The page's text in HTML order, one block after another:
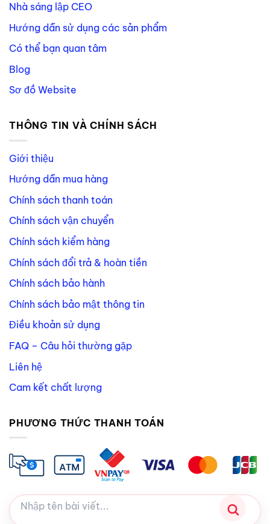
Nhà sáng lập CEO
Hướng dẫn sử dụng các sản phẩm
Có thể bạn quan tâm
Blog
Sơ đồ Website
THÔNG TIN VÀ CHÍNH SÁCH
Giới thiệu
Hướng dẫn mua hàng
Chính sách thanh toán
Chính sách vận chuyển
Chính sách kiểm hàng
Chính sách đổi trả & hoàn tiền
Chính sách bảo hành
Chính sách bảo mật thông tin
Điều khoản sử dụng
FAQ – Câu hỏi thường gặp
Liên hệ
Cam kết chất lượng
PHƯƠNG THỨC THANH TOÁN